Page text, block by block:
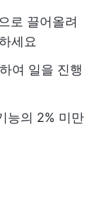
로 끌어올려
세요
여 일을 진행
능의 2% 미만